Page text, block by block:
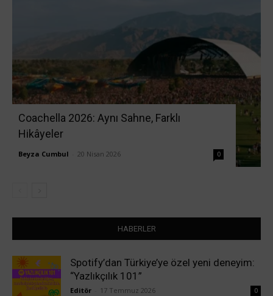
Coachella 2026: Aynı Sahne, Farklı
Hikâyeler
Beyza Cumbul 20 Nisan 2026 0
HABERLER
Spotify’dan Türkiye’ye özel yeni deneyim:
“Yazlıkçılık 101”
Editör 17 Temmuz 2026 0